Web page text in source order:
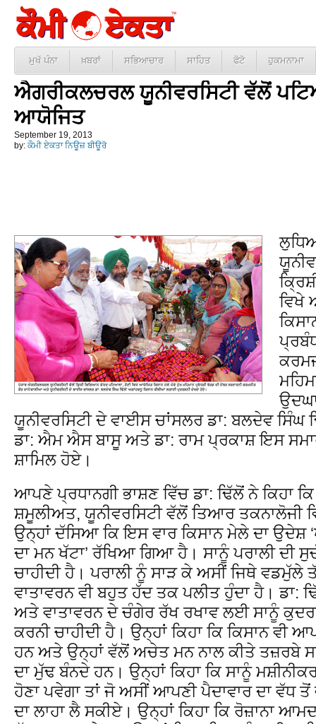
ਮੁਖੱ ਪੰਨਾ ਖ਼ਬਰਾਂ ਸਭਿਆਚਾਰ ਸਾਹਿਤ ਫੋਟੋ ਹੁਕਮਨਾਮਾ
ਐਗਰੀਕਲਚਰਲ ਯੂਨੀਵਰਸਿਟੀ ਵੱਲੋਂ
ਆਯੋਜਿਤ
September 19, 2013
by: ਕੌਮੀ ਏਕਤਾ ਨਿਊਜ਼ ਬੀਊਰੋ
ਵਿਖੇ
ਯੂਨੀਵਰਸਿਟੀ ਦੇ ਵਾਈਸ ਚਾਂਸਲਰ ਡਾ: ਬਲਦੇਵ ਸਿੰਘ
ਡਾ: ਐਮ ਐਸ ਬਾਸੂ ਅਤੇ ਡਾ: ਰਾਮ ਪ੍ਰਕਾਸ਼ ਇਸ
ਸ਼ਾਮਿਲ ਹੋਏ।
ਆਪਣੇ ਪ੍ਰਧਾਨਗੀ ਭਾਸ਼ਣ ਵਿੱਚ ਡਾ: ਢਿੱਲੋਂ ਨੇ ਕਿਹਾ
ਸ਼ਮੂਲੀਅਤ, ਯੂਨੀਵਰਸਿਟੀ ਵੱਲੋਂ ਤਿਆਰ ਤਕਨਾਲੋਜੀ
ਉਨ੍ਹਾਂ ਦੱਸਿਆ ਕਿ ਇਸ ਵਾਰ ਕਿਸਾਨ ਮੇਲੇ ਦਾ ਉਦੇਸ਼
ਦਾ ਮਨ ਖੱਟਾ’ ਰੱਖਿਆ ਗਿਆ ਹੈ। ਸਾਨੂੰ ਪਰਾਲੀ ਦੀ
ਚਾਹੀਦੀ ਹੈ। ਪਰਾਲੀ ਨੂੰ ਸਾੜ ਕੇ ਅਸੀਂ ਜਿਥੇ ਵਡਮੁੱਲੇ
ਵਾਤਾਵਰਨ ਵੀ ਬਹੁਤ ਹੱਦ ਤਕ ਪਲੀਤ ਹੁੰਦਾ ਹੈ। ਡਾ:
ਅਤੇ ਵਾਤਾਵਰਨ ਦੇ ਚੰਗੇਰ ਰੱਖ ਰਖਾਵ ਲਈ ਸਾਨੂੰ
ਕਰਨੀ ਚਾਹੀਦੀ ਹੈ। ਉਨ੍ਹਾਂ ਕਿਹਾ ਕਿ ਕਿਸਾਨ
ਹਨ ਅਤੇ ਉਨ੍ਹਾਂ ਵੱਲੋਂ ਅਚੇਤ ਮਨ ਨਾਲ ਕੀਤੇ ਤਜ਼ਰਬੇ
ਦਾ ਮੁੱਢ ਬੰਨਦੇ ਹਨ। ਉਨ੍ਹਾਂ ਕਿਹਾ ਕਿ ਸਾਨੂੰ
ਹੋਣਾ ਪਵੇਗਾ ਤਾਂ ਜੋ ਅਸੀਂ ਆਪਣੀ ਪੈਦਾਵਾਰ ਦਾ ਵੱਧ
ਦਾ ਲਾਹਾ ਲੈ ਸਕੀਏ। ਉਨ੍ਹਾਂ ਕਿਹਾ ਕਿ ਰੋਜ਼ਾਨਾ